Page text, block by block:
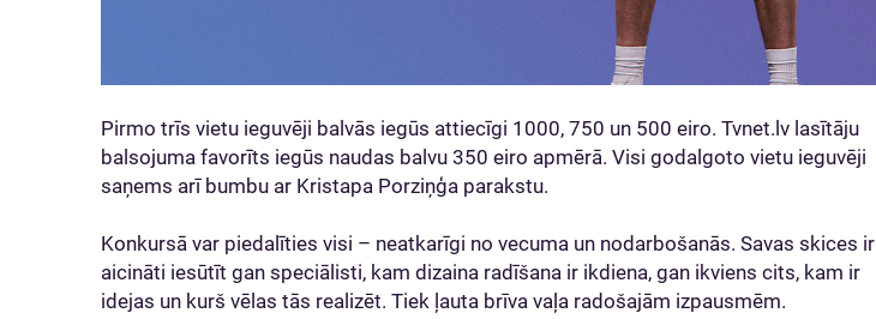
Pirmo trīs vietu ieguvēji balvās iegūs attiecīgi 1000, 750 un 500 eiro. Tvnet.lv lasītāju
balsojuma favorīts iegūs naudas balvu 350 eiro apmērā. Visi godalgoto vietu ieguvēji
saņems arī bumbu ar Kristapa Porziņģa parakstu.
Konkursā var piedalīties visi – neatkarīgi no vecuma un nodarbošanās. Savas skices ir
aicināti iesūtīt gan speciālisti, kam dizaina radīšana ir ikdiena, gan ikviens cits, kam ir
idejas un kurš vēlas tās realizēt. Tiek ļauta brīva vaļa radošajām izpausmēm.